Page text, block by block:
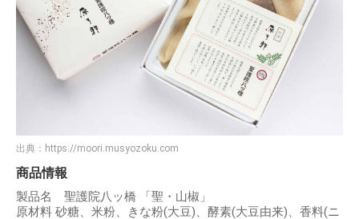
出典： https://moori.musyozoku.com
商品情報
製品名 聖護院八ッ橋 「聖・山椒」
原材料 砂糖、米粉、きな粉(大豆)、酵素(大豆由来)、香料(ニ